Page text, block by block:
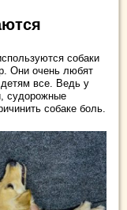
собаки
Они очень любят
все. Ведь у
судорожные
собаке боль.